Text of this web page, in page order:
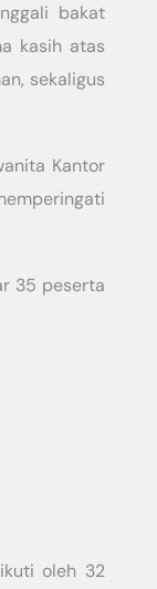
bakat
kasih atas
sekaligus
Kantor
35 peserta
oleh 32